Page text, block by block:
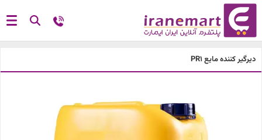
دیرگیر کننده مایع PR1